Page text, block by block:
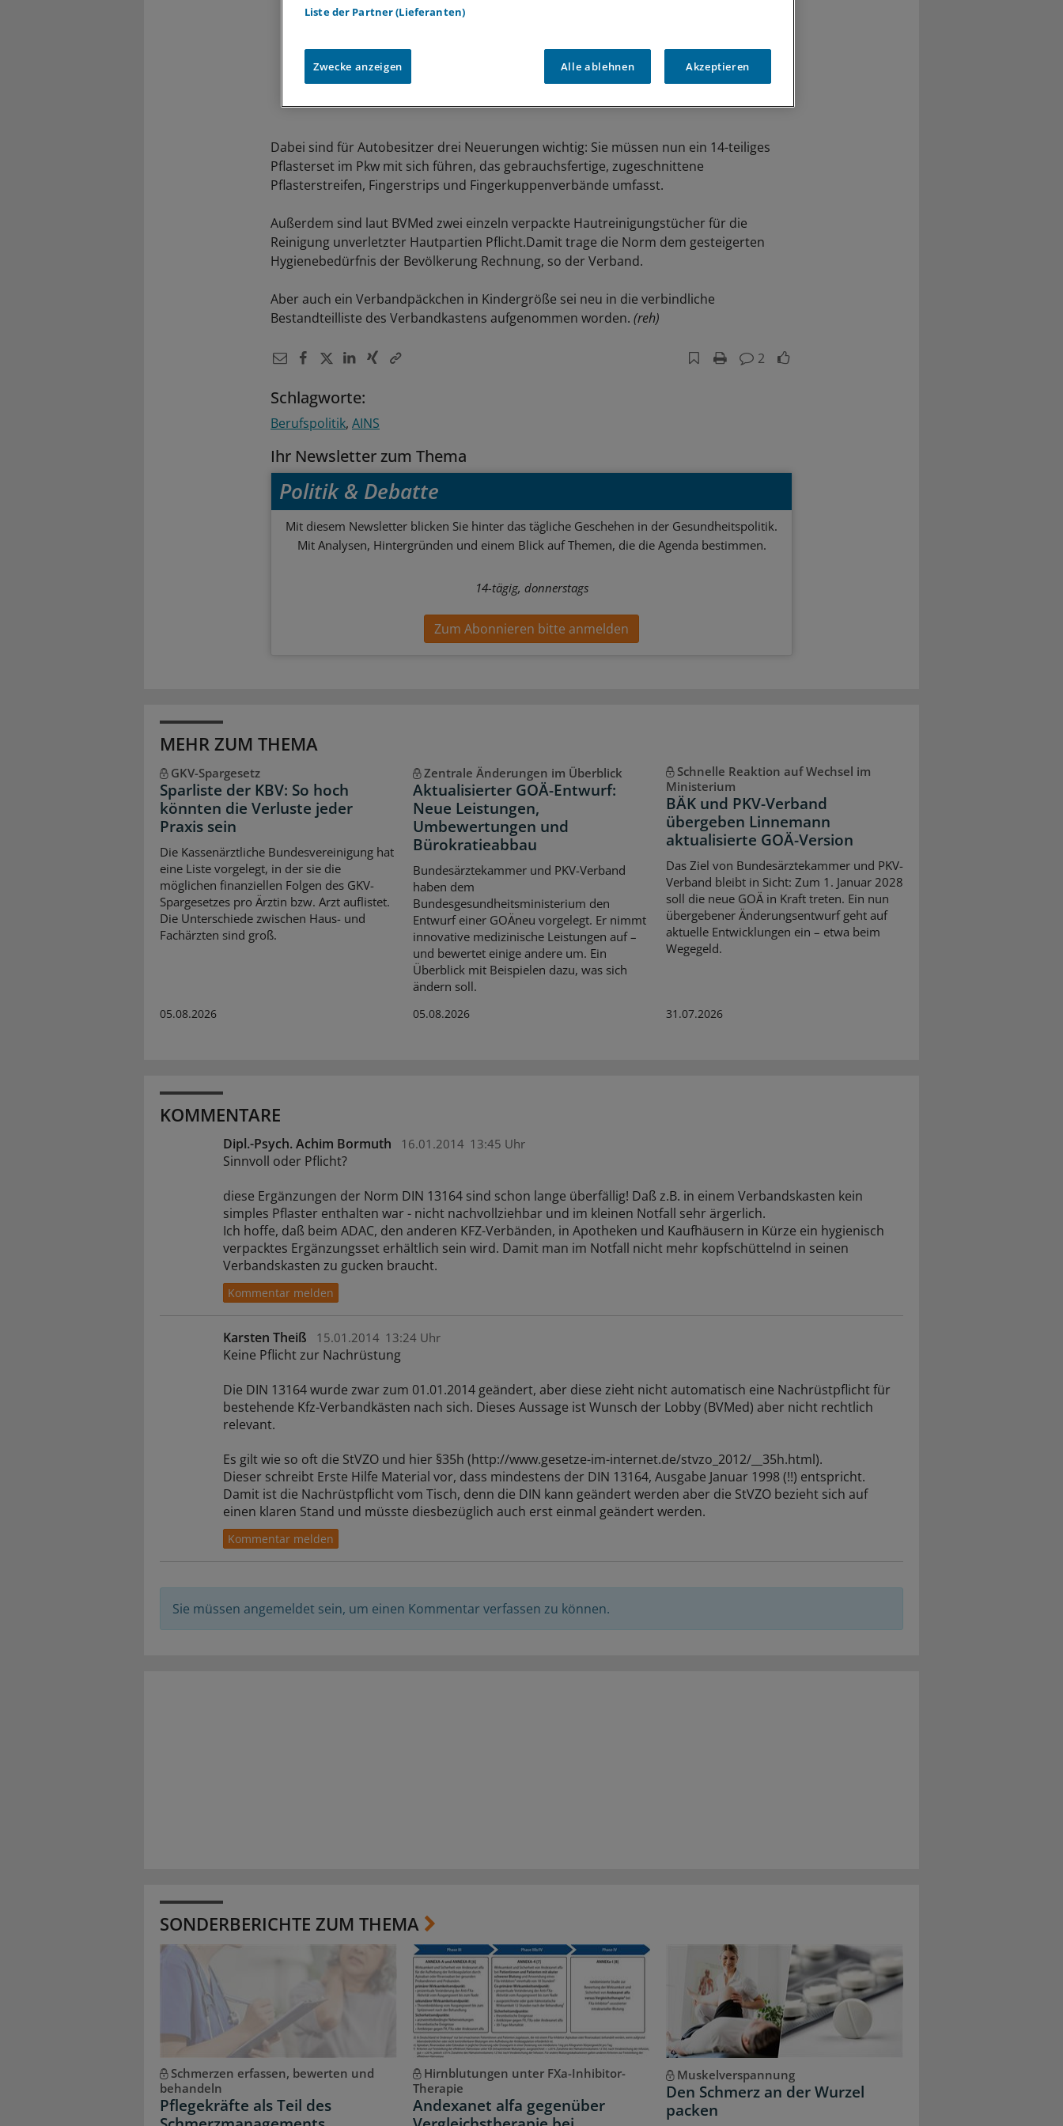
Dabei sind für Autobesitzer drei Neuerungen wichtig: Sie müssen nun ein 14-teiliges
Pflasterset im Pkw mit sich führen, das gebrauchsfertige, zugeschnittene
Pflasterstreifen, Fingerstrips und Fingerkuppenverbände umfasst.
Außerdem sind laut BVMed zwei einzeln verpackte Hautreinigungstücher für die
Reinigung unverletzter Hautpartien Pflicht.Damit trage die Norm dem gesteigerten
Hygienebedürfnis der Bevölkerung Rechnung, so der Verband.
Aber auch ein Verbandpäckchen in Kindergröße sei neu in die verbindliche
Bestandteilliste des Verbandkastens aufgenommen worden. (reh)
2
Schlagworte:
Berufspolitik AINS
Ihr Newsletter zum Thema
Politik & Debatte
Mit diesem Newsletter blicken Sie hinter das tägliche Geschehen in der Gesundheitspolitik.
Mit Analysen, Hintergründen und einem Blick auf Themen, die die Agenda bestimmen.
14-tägig, donnerstags
Zum Abonnieren bitte anmelden
MEHR ZUM THEMA
GKV-Spargesetz
Sparliste der KBV: So hoch
könnten die Verluste jeder
Praxis sein
Die Kassenärztliche Bundesvereinigung hat
eine Liste vorgelegt, in der sie die
möglichen finanziellen Folgen des GKV-
Spargesetzes pro Ärztin bzw. Arzt auflistet.
Die Unterschiede zwischen Haus- und
Fachärzten sind groß.
05.08.2026
Zentrale Änderungen im Überblick
Aktualisierter GOÄ-Entwurf:
Neue Leistungen,
Umbewertungen und
Bürokratieabbau
Bundesärztekammer und PKV-Verband
haben dem
Bundesgesundheitsministerium den
Entwurf einer GOÄneu vorgelegt. Er nimmt
innovative medizinische Leistungen auf –
und bewertet einige andere um. Ein
Überblick mit Beispielen dazu, was sich
ändern soll.
05.08.2026
Schnelle Reaktion auf Wechsel im
Ministerium
BÄK und PKV-Verband
übergeben Linnemann
aktualisierte GOÄ-Version
Das Ziel von Bundesärztekammer und PKV-
Verband bleibt in Sicht: Zum 1. Januar 2028
soll die neue GOÄ in Kraft treten. Ein nun
übergebener Änderungsentwurf geht auf
aktuelle Entwicklungen ein – etwa beim
Wegegeld.
31.07.2026
KOMMENTARE
Dipl.-Psych. Achim Bormuth 16.01.2014 13:45 Uhr
Sinnvoll oder Pflicht?
diese Ergänzungen der Norm DIN 13164 sind schon lange überfällig! Daß z.B. in einem Verbandskasten kein
simples Pflaster enthalten war - nicht nachvollziehbar und im kleinen Notfall sehr ärgerlich.
Ich hoffe, daß beim ADAC, den anderen KFZ-Verbänden, in Apotheken und Kaufhäusern in Kürze ein hygienisch
verpacktes Ergänzungsset erhältlich sein wird. Damit man im Notfall nicht mehr kopfschüttelnd in seinen
Verbandskasten zu gucken braucht.
Karsten Theiß 15.01.2014 13:24 Uhr
Keine Pflicht zur Nachrüstung
Die DIN 13164 wurde zwar zum 01.01.2014 geändert, aber diese zieht nicht automatisch eine Nachrüstpflicht für
bestehende Kfz-Verbandkästen nach sich. Dieses Aussage ist Wunsch der Lobby (BVMed) aber nicht rechtlich
relevant.
Es gilt wie so oft die StVZO und hier §35h (http://www.gesetze-im-internet.de/stvzo_2012/__35h.html).
Dieser schreibt Erste Hilfe Material vor, dass mindestens der DIN 13164, Ausgabe Januar 1998 (!!) entspricht.
Damit ist die Nachrüstpflicht vom Tisch, denn die DIN kann geändert werden aber die StVZO bezieht sich auf
einen klaren Stand und müsste diesbezüglich auch erst einmal geändert werden.
Sie müssen angemeldet sein, um einen Kommentar verfassen zu können.
SONDERBERICHTE ZUM THEMA
Schmerzen erfassen, bewerten und
behandeln
Pflegekräfte als Teil des
Hirnblutungen unter FXa-Inhibitor-
Therapie
Andexanet alfa gegenüber
Muskelverspannung
Den Schmerz an der Wurzel
packen
Liste der Partner (Lieferanten)
Zwecke anzeigen Alle ablehnen Akzeptieren